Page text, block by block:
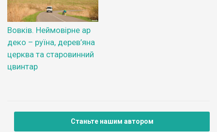
Вовків. Неймовірне ар
деко – руїна, дерев’яна
церква та старовинний
цвинтар
Станьте нашим автором